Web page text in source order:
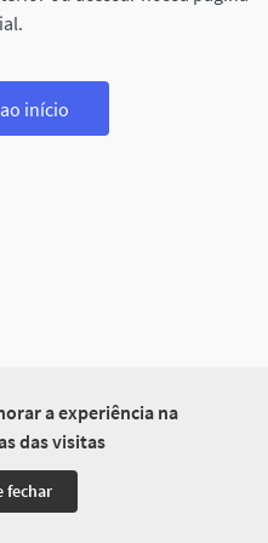
a experiência na
das visitas
fechar
início